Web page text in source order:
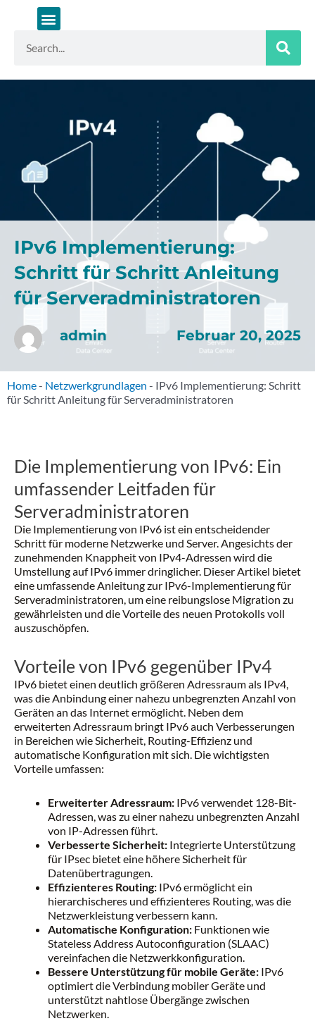
Suche
IPv6 Implementierung:
Schritt für Schritt Anleitung
für Serveradministratoren
admin Februar 20, 2025
Home- Netzwerkgrundlagen - IPv6 Implementierung: Schritt
für Schritt Anleitung für Serveradministratoren
Die Implementierung von IPv6: Ein
umfassender Leitfaden für
Serveradministratoren
Die Implementierung von IPv6 ist ein entscheidender
Schritt für moderne Netzwerke und Server. Angesichts der
zunehmenden Knappheit von IPv4-Adressen wird die
Umstellung auf IPv6 immer dringlicher. Dieser Artikel bietet
eine umfassende Anleitung zur IPv6-Implementierung für
Serveradministratoren, um eine reibungslose Migration zu
gewährleisten und die Vorteile des neuen Protokolls voll
auszuschöpfen.
Vorteile von IPv6 gegenüber IPv4
IPv6 bietet einen deutlich größeren Adressraum als IPv4,
was die Anbindung einer nahezu unbegrenzten Anzahl von
Geräten an das Internet ermöglicht. Neben dem
erweiterten Adressraum bringt IPv6 auch Verbesserungen
in Bereichen wie Sicherheit, Routing-Effizienz und
automatische Konfiguration mit sich. Die wichtigsten
Vorteile umfassen:
Erweiterter Adressraum: IPv6 verwendet 128-Bit-
Adressen, was zu einer nahezu unbegrenzten Anzahl
von IP-Adressen führt.
Verbesserte Sicherheit: Integrierte Unterstützung
für IPsec bietet eine höhere Sicherheit für
Datenübertragungen.
Effizienteres Routing: IPv6 ermöglicht ein
hierarchischeres und effizienteres Routing, was die
Netzwerkleistung verbessern kann.
Automatische Konfiguration: Funktionen wie
Stateless Address Autoconfiguration (SLAAC)
vereinfachen die Netzwerkkonfiguration.
Bessere Unterstützung für mobile Geräte: IPv6
optimiert die Verbindung mobiler Geräte und
unterstützt nahtlose Übergänge zwischen
Netzwerken.